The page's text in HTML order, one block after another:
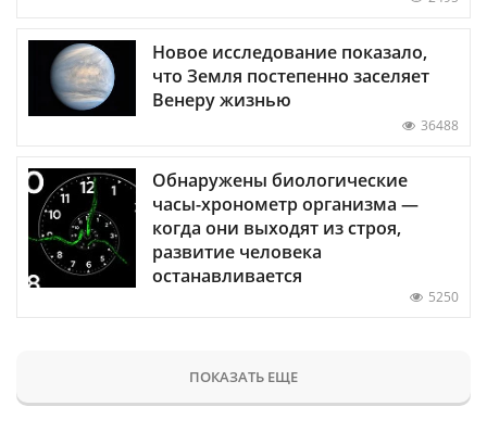
Новое исследование показало,
что Земля постепенно заселяет
Венеру жизнью
36488
Обнаружены биологические
часы-хронометр организма —
когда они выходят из строя,
развитие человека
останавливается
5250
ПОКАЗАТЬ ЕЩЕ